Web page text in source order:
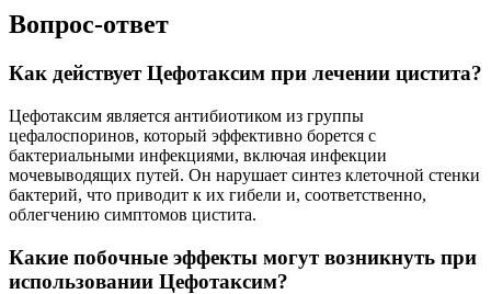
Вопрос-ответ
Как действует Цефотаксим при лечении цистита?
Цефотаксим является антибиотиком из группы
цефалоспоринов, который эффективно борется с
бактериальными инфекциями, включая инфекции
мочевыводящих путей. Он нарушает синтез клеточной стенки
бактерий, что приводит к их гибели и, соответственно,
облегчению симптомов цистита.
Какие побочные эффекты могут возникнуть при
использовании Цефотаксим?